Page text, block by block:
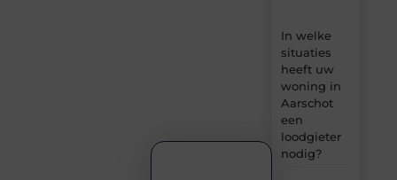
In welke
situaties
heeft uw
woning in
Aarschot
een
loodgieter
nodig?